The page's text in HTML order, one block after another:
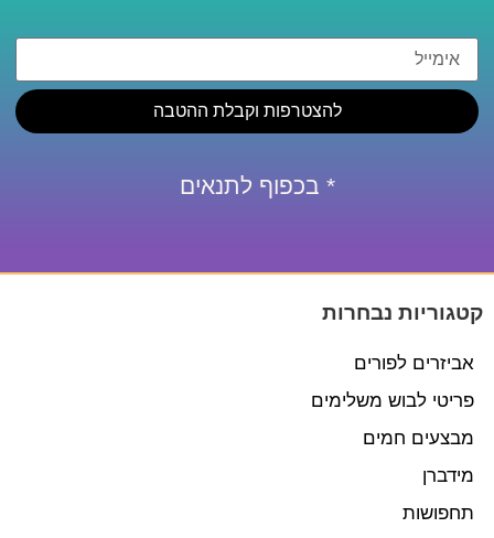
להצטרפות וקבלת ההטבה
* בכפוף לתנאים
קטגוריות נבחרות
אביזרים לפורים
פריטי לבוש משלימים
מבצעים חמים
מידברן
תחפושות